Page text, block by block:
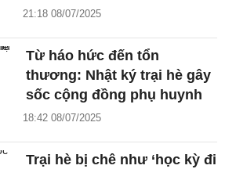
21:18 08/07/2025
Từ háo hức đến tổn
thương: Nhật ký trại hè gây
sốc cộng đồng phụ huynh
18:42 08/07/2025
Trại hè bị chê như ‘học kỳ đi